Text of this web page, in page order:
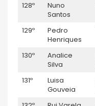
128º
Nuno
Santos
129º
Pedro
Henriques
130º
Analice
Silva
131º
Luisa
Gouveia